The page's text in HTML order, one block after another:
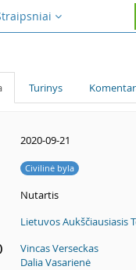
Turinys
2020-09-21
Civilinė byla
Nutartis
Lietuvos Aukščiausiasis
Vincas Verseckas
Dalia Vasarienė